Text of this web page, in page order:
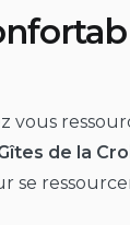
vous
de la
se